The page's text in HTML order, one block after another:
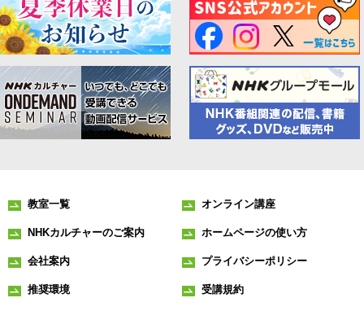
教室一覧 オンライン講座
NHKカルチャーのご案内 ホームページの使い方
会社案内 プライバシーポリシー
推奨環境 受講規約